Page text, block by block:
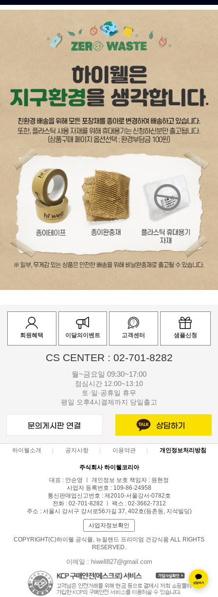
회원혜택 이달의이벤트 고객센터 샘플신청
CS CENTER : 02-701-8282
월~금요일 09:30~17:00
점심시간 12:00~13:10
토·일·공휴일 휴무
평일 오후4시결제까지 당일출고
하이웰소개 공지사항 이용약관 개인정보처리방침
주식회사 하이웰코리아
대표 : 안순영 ㅣ 개인정보 보호 책임자 : 원현정
사업자 등록번호 : 109-86-24958
통신판매업신고번호 : 제2010-서울강서-0782호
전화 : 02-701-8282 ㅣ 팩스 : 02-3662-7312
주소 : 서울시 강서구 강서로56가길 37, 402호(등촌동, 지석빌딩)
사업자정보확인
COPYRIGHT(C)하이웰 공식몰, 뉴질랜드 프리미엄 건강식품 ALL RIGHTS
RESERVED.
이메일 : hiwell827@gmail.com